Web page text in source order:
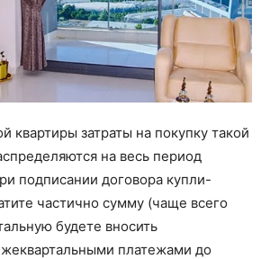
квартиры затраты на покупку такой
на весь период
подписании договора купли-
частично сумму (чаще всего
будете вносить
платежами до